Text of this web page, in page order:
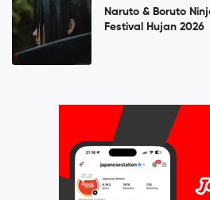
Naruto & Boruto
Festival Hujan 2026